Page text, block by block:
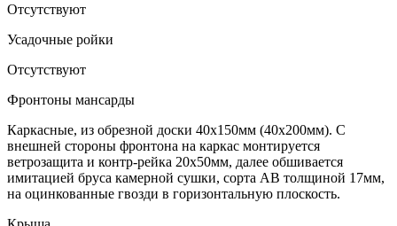
Отсутствуют
Усадочные ройки
Отсутствуют
Фронтоны мансарды
Каркасные, из обрезной доски 40х150мм (40х200мм). С
внешней стороны фронтона на каркас монтируется
ветрозащита и контр-рейка 20х50мм, далее обшивается
имитацией бруса камерной сушки, сорта АВ толщиной 17мм,
на оцинкованные гвозди в горизонтальную плоскость.